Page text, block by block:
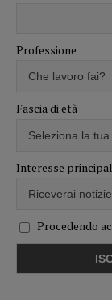
Professione
Fascia di età
Interesse
Procedendo